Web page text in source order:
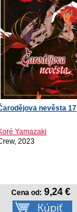
nevěsta 17
Yamazaki
2023
Cena od: 9,24 €